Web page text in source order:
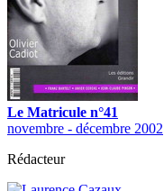
Le Matricule n°41
novembre - décembre 2002
Rédacteur